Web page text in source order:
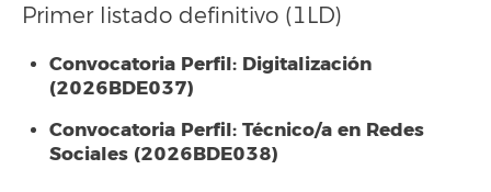
Primer listado definitivo (1LD)
Convocatoria Perfil: Digitalización
(2026BDE037)
Convocatoria Perfil: Técnico/a en Redes
Sociales (2026BDE038)